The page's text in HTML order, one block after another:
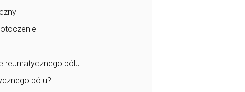
reumatycznego bólu
bólu?